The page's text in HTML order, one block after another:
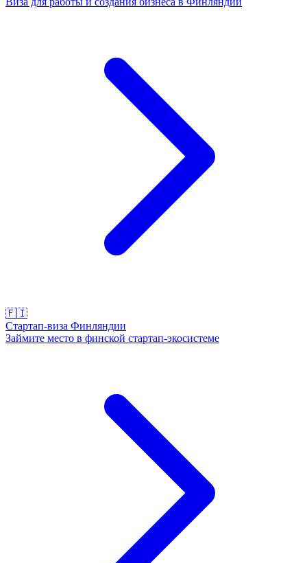
🇫🇮
Стартап-виза Финляндии
Займите место в финской стартап-экосистеме